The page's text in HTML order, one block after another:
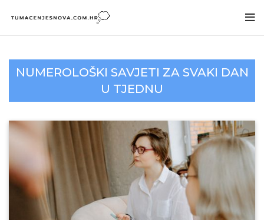
NUMEROLOŠKI SAVJETI ZA SVAKI DAN
U TJEDNU